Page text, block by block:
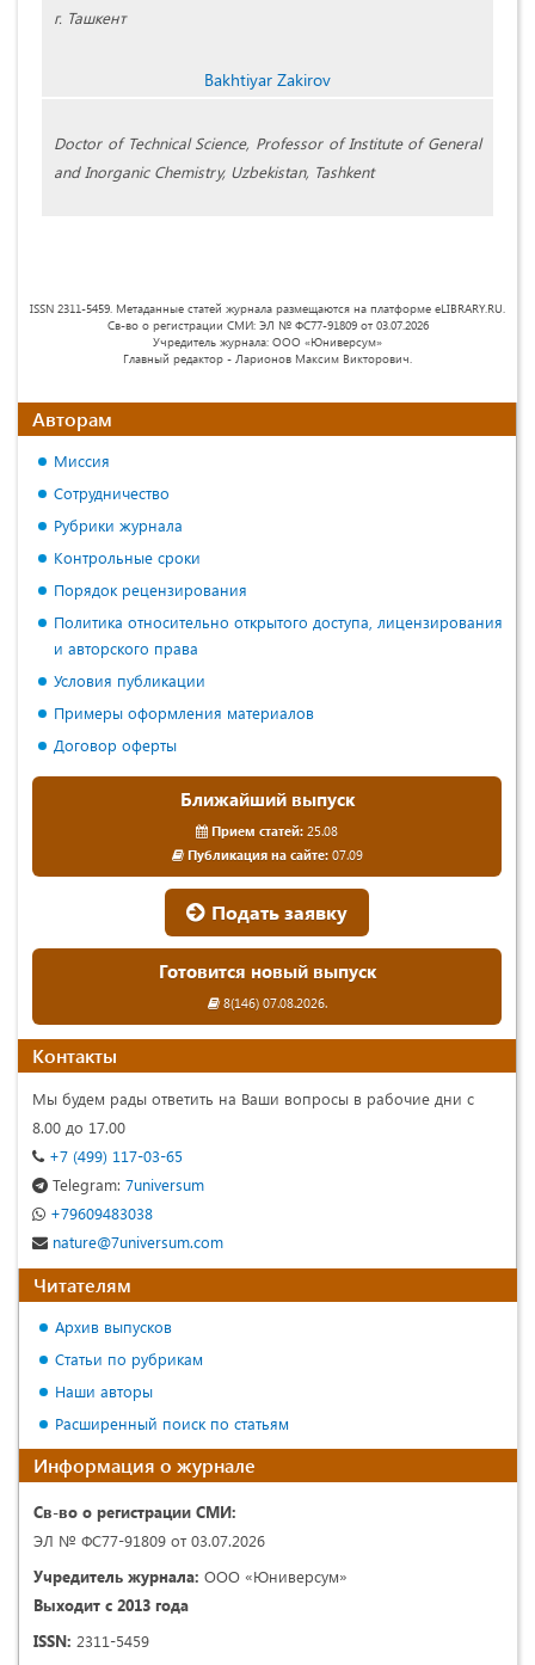
г. Ташкент
Bakhtiyar Zakirov
Doctor of Technical Science, Professor of Institute of General
and Inorganic Chemistry, Uzbekistan, Tashkent
ISSN 2311-5459. Метаданные статей журнала размещаются на платформе eLIBRARY.RU.
Св-во о регистрации СМИ: ЭЛ № ФС77-91809 от 03.07.2026
Учредитель журнала: ООО «Юниверсум»
Главный редактор - Ларионов Максим Викторович.
Авторам
Миссия
Сотрудничество
Рубрики журнала
Контрольные сроки
Порядок рецензирования
Политика относительно открытого доступа, лицензирования
и авторского права
Условия публикации
Примеры оформления материалов
Договор оферты
Ближайший выпуск
Прием статей: 25.08
Публикация на сайте:07.09
Подать заявку
Готовится новый выпуск
8(146) 07.08.2026.
Контакты
Мы будем рады ответить на Ваши вопросы в рабочие дни с
8.00 до 17.00
+7 (499) 117-03-65
Telegram: 7universum
+79609483038
nature@7universum.com
Читателям
Архив выпусков
Статьи по рубрикам
Наши авторы
Расширенный поиск по статьям
Информация о журнале
Св-во о регистрации СМИ:
ЭЛ № ФС77-91809 от 03.07.2026
Учредитель журнала: ООО «Юниверсум»
Выходит с 2013 года
ISSN: 2311-5459